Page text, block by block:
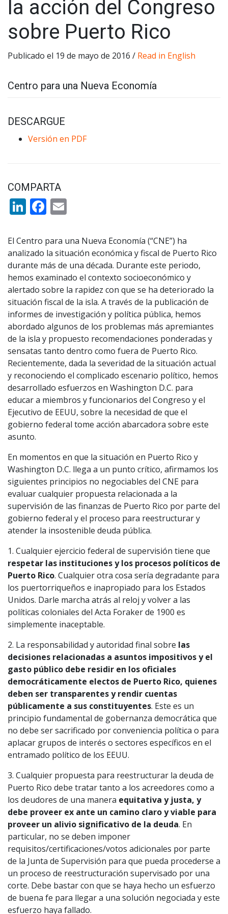
la acción del Congreso
sobre Puerto Rico
Publicado el 19 de mayo de 2016 / Read in English
Centro para una Nueva Economía
DESCARGUE
Versión en PDF
COMPARTA
LinkedIn
Facebook
El Centro para una Nueva Economía (“CNE”) ha
analizado la situación económica y fiscal de Puerto Rico
durante más de una década. Durante este periodo,
hemos examinado el contexto socioeconómico y
alertado sobre la rapidez con que se ha deteriorado la
situación fiscal de la isla. A través de la publicación de
informes de investigación y política pública, hemos
abordado algunos de los problemas más apremiantes
de la isla y propuesto recomendaciones ponderadas y
sensatas tanto dentro como fuera de Puerto Rico.
Recientemente, dada la severidad de la situación actual
y reconociendo el complicado escenario político, hemos
desarrollado esfuerzos en Washington D.C. para
educar a miembros y funcionarios del Congreso y el
Ejecutivo de EEUU, sobre la necesidad de que el
gobierno federal tome acción abarcadora sobre este
asunto.
En momentos en que la situación en Puerto Rico y
Washington D.C. llega a un punto crítico, afirmamos los
siguientes principios no negociables del CNE para
evaluar cualquier propuesta relacionada a la
supervisión de las finanzas de Puerto Rico por parte del
gobierno federal y el proceso para reestructurar y
atender la insostenible deuda pública.
1. Cualquier ejercicio federal de supervisión tiene que
respetar las instituciones y los procesos políticos de
Puerto Rico. Cualquier otra cosa sería degradante para
los puertorriqueños e inapropiado para los Estados
Unidos. Darle marcha atrás al reloj y volver a las
políticas coloniales del Acta Foraker de 1900 es
simplemente inaceptable.
2. La responsabilidad y autoridad final sobre las
decisiones relacionadas a asuntos impositivos y el
gasto público debe residir en los oficiales
democráticamente electos de Puerto Rico, quienes
deben ser transparentes y rendir cuentas
públicamente a sus constituyentes. Este es un
principio fundamental de gobernanza democrática que
no debe ser sacrificado por conveniencia política o para
aplacar grupos de interés o sectores específicos en el
entramado político de los EEUU.
3. Cualquier propuesta para reestructurar la deuda de
Puerto Rico debe tratar tanto a los acreedores como a
los deudores de una manera equitativa y justa, y
debe proveer ex ante un camino claro y viable para
proveer un alivio significativo de la deuda. En
particular, no se deben imponer
requisitos/certificaciones/votos adicionales por parte
de la Junta de Supervisión para que pueda procederse a
un proceso de reestructuración supervisado por una
corte. Debe bastar con que se haya hecho un esfuerzo
de buena fe para llegar a una solución negociada y este
esfuerzo haya fallado.